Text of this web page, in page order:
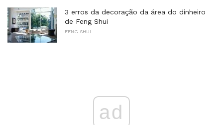
3 erros da decoração da área do dinheiro
de Feng Shui
FENG SHUI
ad